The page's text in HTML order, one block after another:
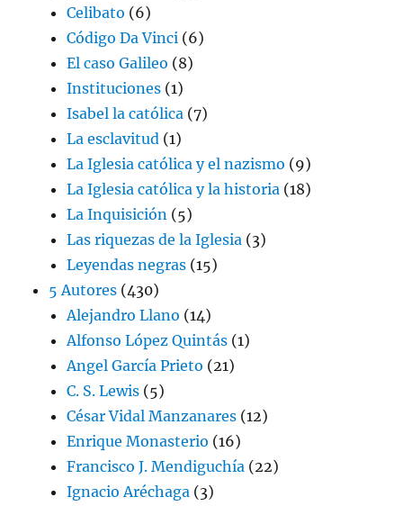
Celibato (6)
Código Da Vinci (6)
El caso Galileo (8)
Instituciones (1)
Isabel la católica (7)
La esclavitud (1)
La Iglesia católica y el nazismo (9)
La Iglesia católica y la historia (18)
La Inquisición (5)
Las riquezas de la Iglesia (3)
Leyendas negras (15)
5 Autores (430)
Alejandro Llano (14)
Alfonso López Quintás (1)
Angel García Prieto (21)
C. S. Lewis (5)
César Vidal Manzanares (12)
Enrique Monasterio (16)
Francisco J. Mendiguchía (22)
Ignacio Aréchaga (3)